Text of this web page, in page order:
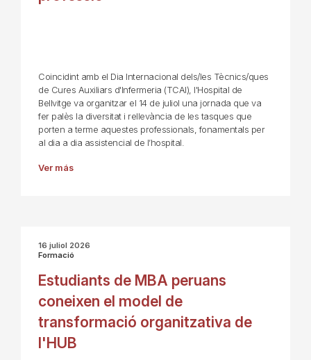
Coincidint amb el Dia Internacional dels/les Tècnics/ques
de Cures Auxiliars d'Infermeria (TCAI), l'Hospital de
Bellvitge va organitzar el 14 de juliol una jornada que va
fer palès la diversitat i rellevància de les tasques que
porten a terme aquestes professionals, fonamentals per
al dia a dia assistencial de l’hospital.
Ver más
16 juliol 2026
Formació
Estudiants de MBA peruans
coneixen el model de
transformació organitzativa de
l'HUB